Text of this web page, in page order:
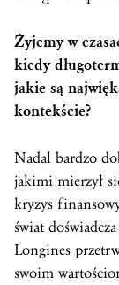
Żyjemy w
kiedy
jakie są
kontekście?
Nadal bardzo
jakimi mierzył
kryzys
świat
Longines
swoim